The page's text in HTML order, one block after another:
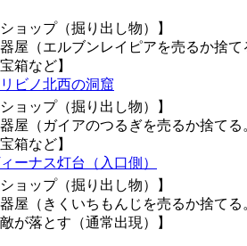
ショップ（掘り出し物）】
屋（エルブンレイピアを売るか捨て
宝箱など】
ビノ北西の洞窟
ショップ（掘り出し物）】
屋（ガイアのつるぎを売るか捨てる
宝箱など】
ーナス灯台（入口側）
ショップ（掘り出し物）】
屋（きくいちもんじを売るか捨てる
敵が落とす（通常出現）】